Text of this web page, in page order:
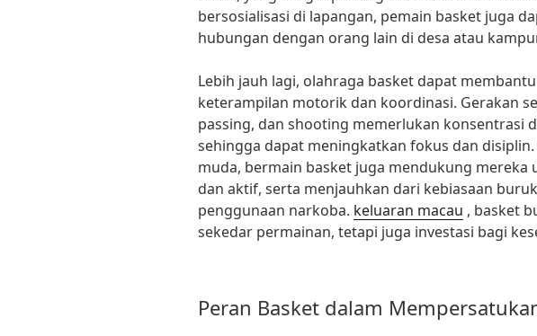
bersosialisasi di lapangan, pemain basket juga
hubungan dengan orang lain di desa atau
Lebih jauh lagi, olahraga basket dapat
keterampilan motorik dan koordinasi. Gerakan
passing, dan shooting memerlukan konsentrasi
sehingga dapat meningkatkan fokus dan disiplin.
muda, bermain basket juga mendukung mereka
dan aktif, serta menjauhkan dari kebiasaan
penggunaan narkoba. keluaran macau , basket
sekedar permainan, tetapi juga investasi bagi
Peran Basket dalam